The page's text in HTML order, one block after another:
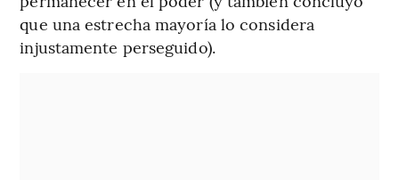
que una estrecha mayoría lo considera
injustamente perseguido).